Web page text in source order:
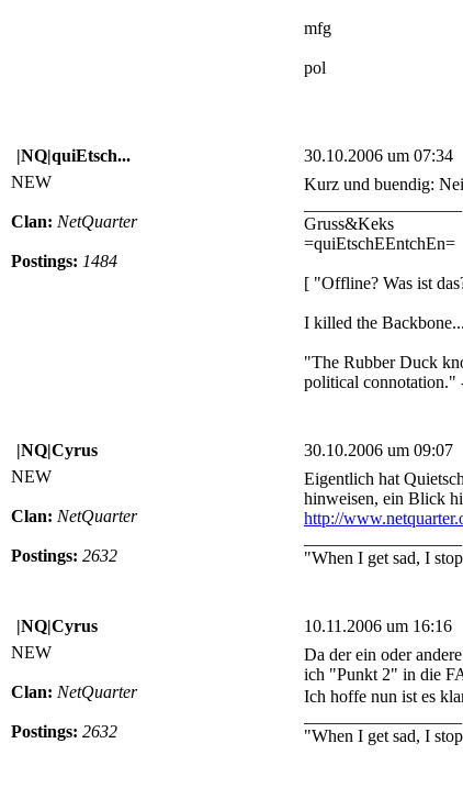
mfg
pol
|NQ|quiEtsch... 30.10.2006 um 07:34
NEW
Clan: NetQuarter
Postings: 1484
Kurz und buendig:
Gruss&Keks
=quiEtschEEntchEn=
[ "Offline? Was ist
I killed the
"The Rubber Duck
political connotation."
|NQ|Cyrus 30.10.2006 um 09:07
NEW
Clan: NetQuarter
Postings: 2632
Eigentlich hat
hinweisen, ein Blick
http://
"When I get sad, I
|NQ|Cyrus 10.11.2006 um 16:16
NEW
Clan: NetQuarter
Postings: 2632
Da der ein oder
ich "Punkt 2" in die
Ich hoffe nun ist es
"When I get sad, I